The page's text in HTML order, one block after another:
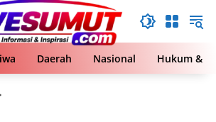
Daerah Nasional Hukum &